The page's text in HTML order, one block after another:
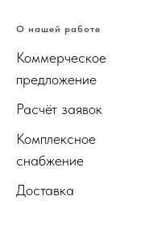
О нашей работе
Коммерческое
предложение
Расчёт заявок
Комплексное
снабжение
Доставка